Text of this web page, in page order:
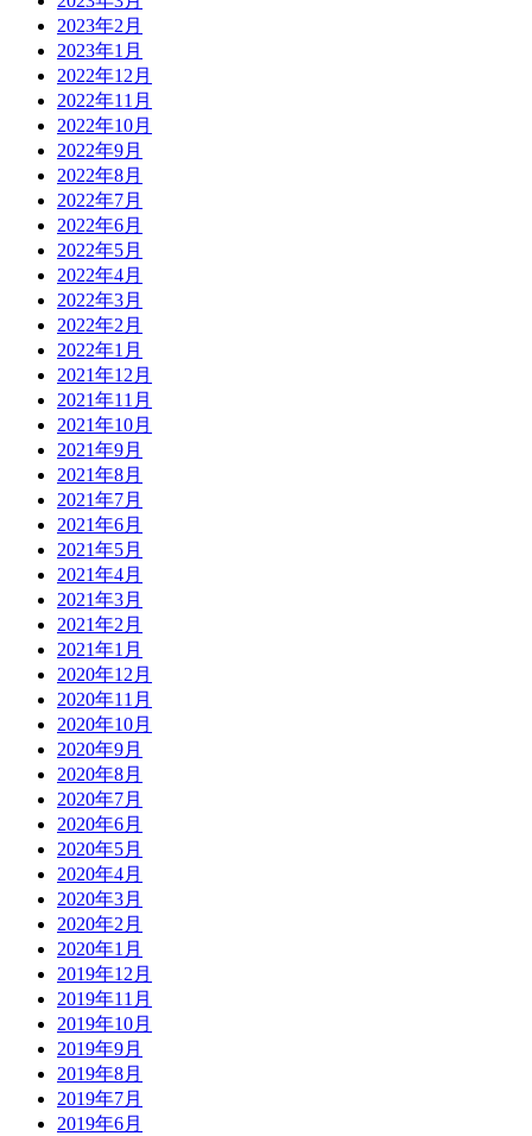
2023年2月
2023年1月
2022年12月
2022年11月
2022年10月
2022年9月
2022年8月
2022年7月
2022年6月
2022年5月
2022年4月
2022年3月
2022年2月
2022年1月
2021年12月
2021年11月
2021年10月
2021年9月
2021年8月
2021年7月
2021年6月
2021年5月
2021年4月
2021年3月
2021年2月
2021年1月
2020年12月
2020年11月
2020年10月
2020年9月
2020年8月
2020年7月
2020年6月
2020年5月
2020年4月
2020年3月
2020年2月
2020年1月
2019年12月
2019年11月
2019年10月
2019年9月
2019年8月
2019年7月
2019年6月